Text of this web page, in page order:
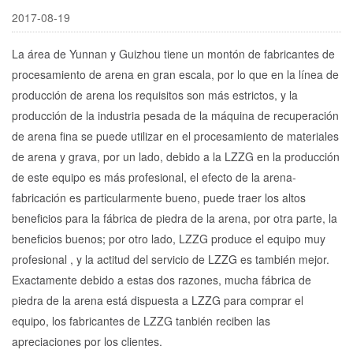
2017-08-19
La área de Yunnan y Guizhou tiene un montón de fabricantes de
procesamiento de arena en gran escala, por lo que en la línea de
producción de arena los requisitos son más estrictos, y la
producción de la industria pesada de la máquina de recuperación
de arena fina se puede utilizar en el procesamiento de materiales
de arena y grava, por un lado, debido a la LZZG en la producción
de este equipo es más profesional, el efecto de la arena-
fabricación es particularmente bueno, puede traer los altos
beneficios para la fábrica de piedra de la arena, por otra parte, la
beneficios buenos; por otro lado, LZZG produce el equipo muy
profesional , y la actitud del servicio de LZZG es también mejor.
Exactamente debido a estas dos razones, mucha fábrica de
piedra de la arena está dispuesta a LZZG para comprar el
equipo, los fabricantes de LZZG tanbién reciben las
apreciaciones por los clientes.